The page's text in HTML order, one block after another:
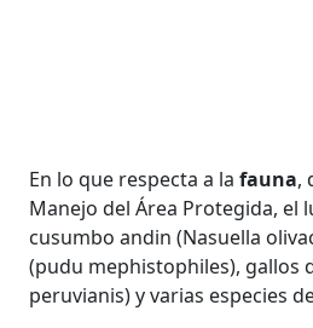
En lo que respecta a lafauna,
Manejo del Área Protegida, el
cusumbo andin (Nasuella
(pudu mephistophiles), gallos
peruvianis) y varias especies